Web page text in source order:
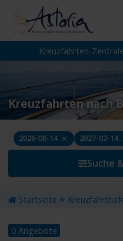
Startseite
Reiseziele
Themen
Reedereien
Suche
Kreuzfahrten-
Kreuzfahrten nach
Suche
2026-08-14 × 2027-02-14
Startseite
0 Angebote